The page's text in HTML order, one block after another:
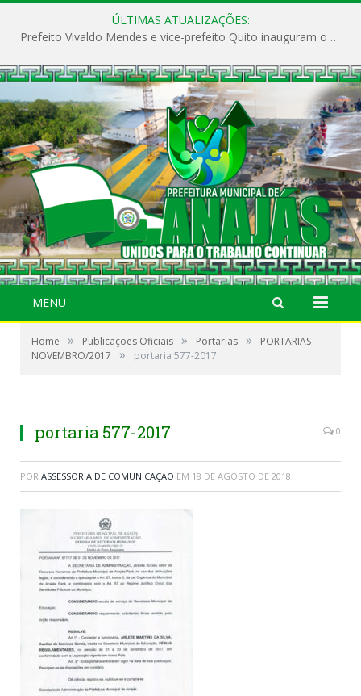
ÚLTIMAS ATUALIZAÇÕES:
Prefeito Vivaldo Mendes e vice-prefeito Quito inauguram o CAPS e fortalecem a saúde pública em Anajás.
MENU
Home » Publicações Oficiais » Portarias »
PORTARIAS
NOVEMBRO/2017
» portaria 577-2017
portaria 577-2017 0
POR ASSESSORIA DE COMUNICAÇÃO EM 18 DE AGOSTO DE 2018